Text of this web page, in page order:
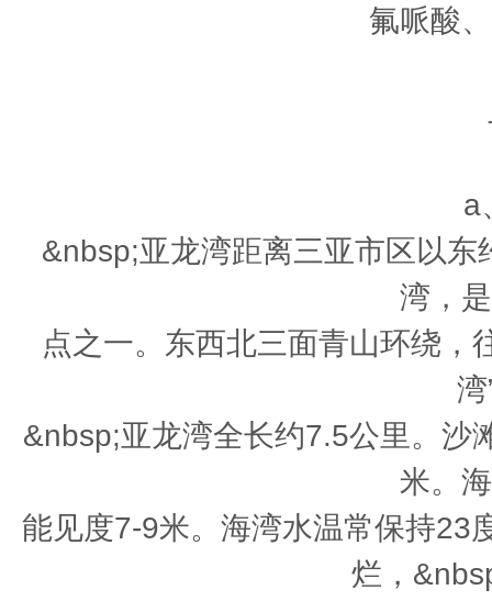
氟哌酸
a
&nbsp;亚龙湾距离三亚市区以
湾，
点之一。东西北三面青山环绕，
&nbsp;亚龙湾全长约7.5公里。沙
米。
能见度7-9米。海湾水温常保持23
烂，